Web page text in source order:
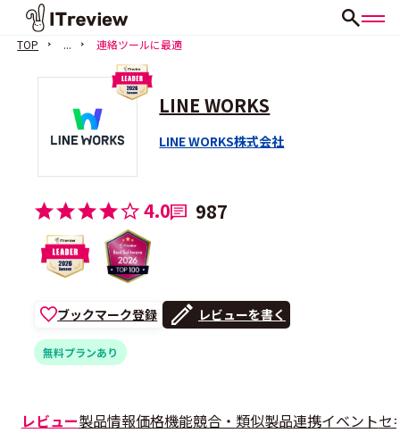
TOP ... 連絡ツールに最適
LINE WORKS
LINE WORKS株式会社
4.0 987
ブックマーク登録 レビューを書く
無料プランあり
レビュー製品情報価格機能競合・類似製品連携イベントセ